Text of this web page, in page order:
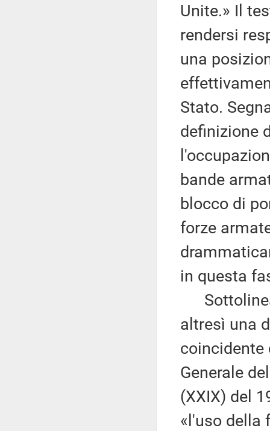
Unite.» Il
rendersi
una
Stato.
definizione
bande
blocco di
forze
in questa
altresì una
coincidente
Generale
(XXIX) del
«l'uso della